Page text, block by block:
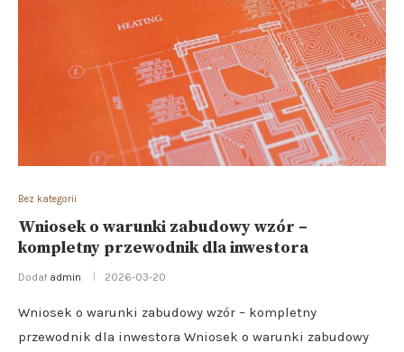
Bez kategorii
Wniosek o warunki zabudowy wzór –
kompletny przewodnik dla inwestora
Dodał admin 2026-03-20
Wniosek o warunki zabudowy wzór – kompletny
przewodnik dla inwestora Wniosek o warunki zabudowy